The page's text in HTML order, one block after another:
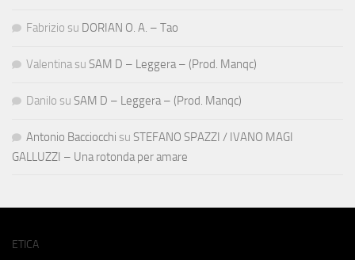
Fabrizio su DORIAN O. A. – Tao
Valentina su SAM D – Leggera – (Prod. Manqc)
Danilo su SAM D – Leggera – (Prod. Manqc)
Antonio Bacciocchi su STEFANO SPAZZI / IVANO MAGI
GALLUZZI – Una rotonda per amare
ETICA